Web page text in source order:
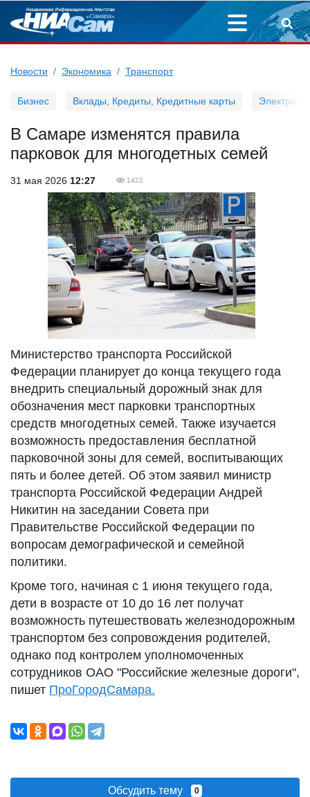
Новости Экономика Транспорт
Бизнес Вклады, Кредиты, Кредитные карты
В Самаре изменятся правила
парковок для многодетных семей
31 мая 2026 12:27 1422
Министерство транспорта Российской
Федерации планирует до конца текущего года
внедрить специальный дорожный знак для
обозначения мест парковки транспортных
средств многодетных семей. Также изучается
возможность предоставления бесплатной
парковочной зоны для семей, воспитывающих
пять и более детей. Об этом заявил министр
транспорта Российской Федерации Андрей
Никитин на заседании Совета при
Правительстве Российской Федерации по
вопросам демографической и семейной
политики.
Кроме того, начиная с 1 июня текущего года,
дети в возрасте от 10 до 16 лет получат
возможность путешествовать железнодорожным
транспортом без сопровождения родителей,
однако под контролем уполномоченных
сотрудников ОАО "Российские железные дороги",
пишет ПроГородСамара.
Обсудить тему 0